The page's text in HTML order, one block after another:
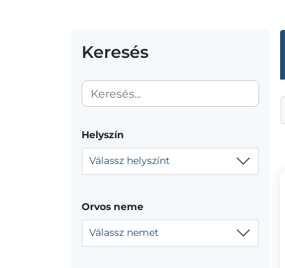
Keresés
Helyszín
Válassz helyszínt
Orvos neme
Válassz nemet